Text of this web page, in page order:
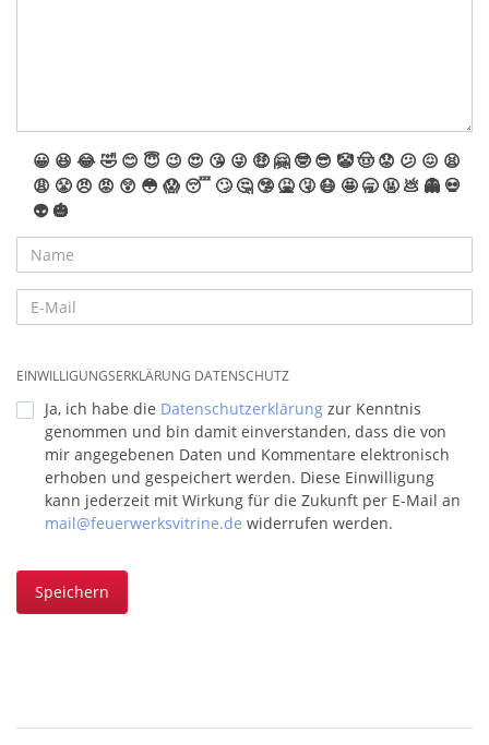
😀 😆 😂🤣 😊 😇 😉 😍 😘 😜 🤑 🤗 🤓 😎 🤡🤠 😟 😕 😖 😫
😩 😤 😠 😡 😲 😳 😱 😴 🙄 🤔 🤥 🤮 🤧 😷 🤩 🥱 🤬 💩 👻 💀
👽 🎃
EINWILLIGUNGSERKLÄRUNG DATENSCHUTZ
Ja, ich habe die Datenschutzerklärung zur Kenntnis
genommen und bin damit einverstanden, dass die von
mir angegebenen Daten und Kommentare elektronisch
erhoben und gespeichert werden. Diese Einwilligung
kann jederzeit mit Wirkung für die Zukunft per E-Mail an
mail@feuerwerksvitrine.de widerrufen werden.
Speichern